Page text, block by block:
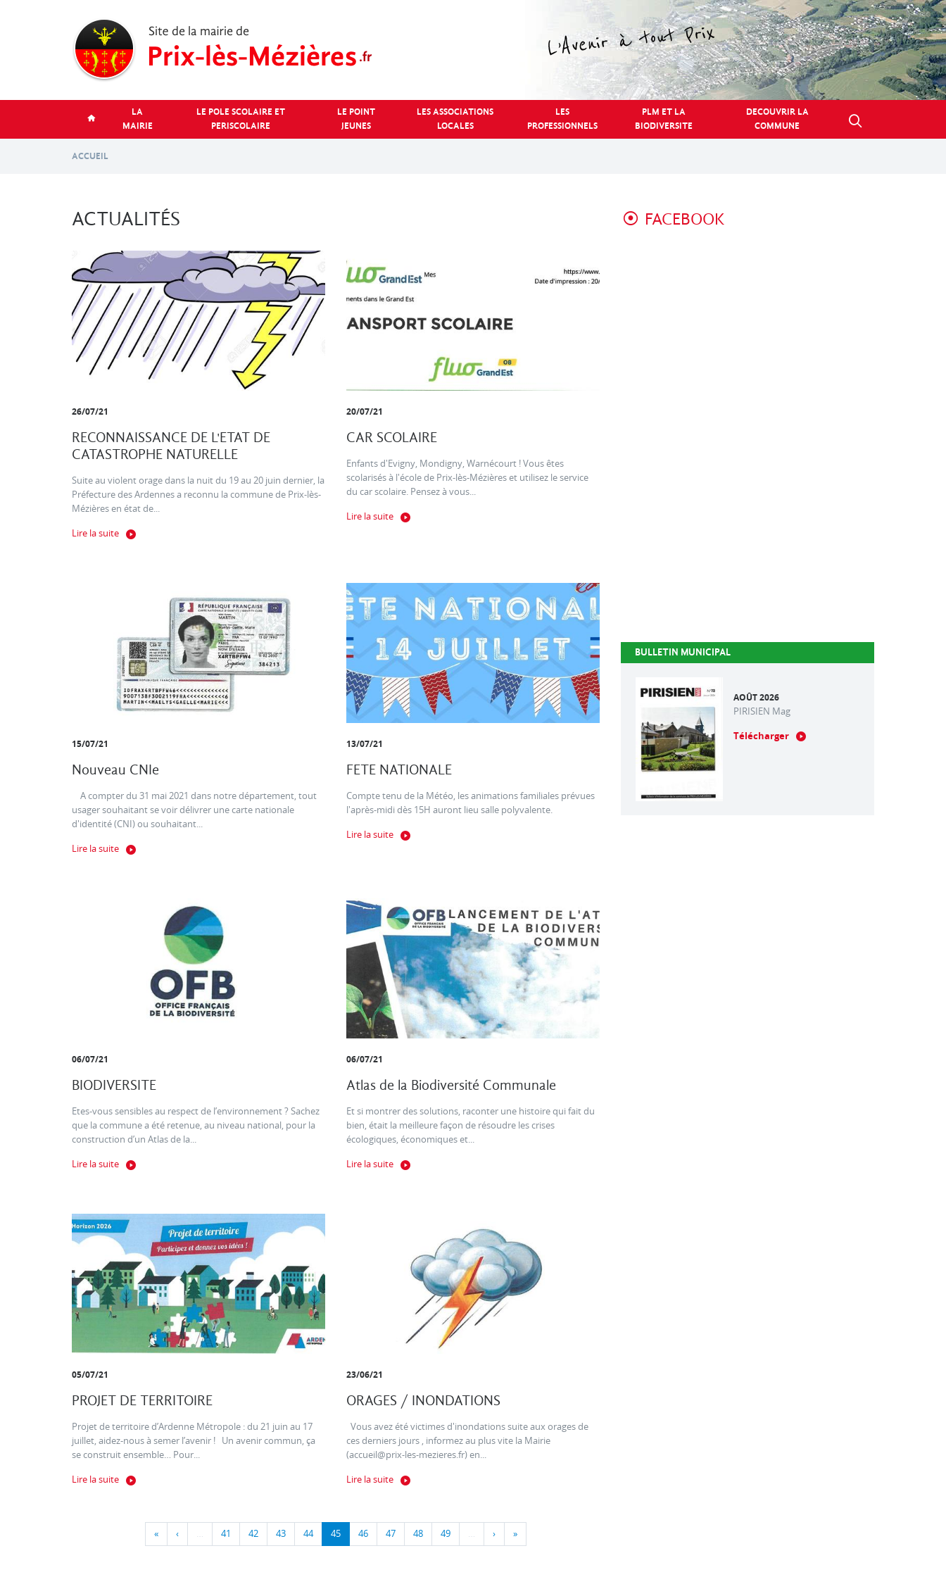
LA
MAIRIE
LE POLE SCOLAIRE ET
PERISCOLAIRE
LE POINT
JEUNES
LES ASSOCIATIONS
LOCALES
LES
PROFESSIONNELS
PLM ET LA
BIODIVERSITE
DECOUVRIR LA
COMMUNE
ACCUEIL
ACTUALITÉS
26/07/21
RECONNAISSANCE DE L'ETAT DE
CATASTROPHE NATURELLE
Suite au violent orage dans la nuit du 19 au 20 juin dernier, la
Préfecture des Ardennes a reconnu la commune de Prix-lès-
Mézières en état de...
Lire la suite
20/07/21
CAR SCOLAIRE
Enfants d'Evigny, Mondigny, Warnécourt ! Vous êtes
scolarisés à l'école de Prix-lès-Mézières et utilisez le service
du car scolaire. Pensez à vous...
Lire la suite
15/07/21
Nouveau CNIe
A compter du 31 mai 2021 dans notre département, tout
usager souhaitant se voir délivrer une carte nationale
d'identité (CNI) ou souhaitant...
Lire la suite
13/07/21
FETE NATIONALE
Compte tenu de la Météo, les animations familiales prévues
l'après-midi dès 15H auront lieu salle polyvalente.
Lire la suite
06/07/21
BIODIVERSITE
Etes-vous sensibles au respect de l’environnement ? Sachez
que la commune a été retenue, au niveau national, pour la
construction d’un Atlas de la...
Lire la suite
06/07/21
Atlas de la Biodiversité Communale
Et si montrer des solutions, raconter une histoire qui fait du
bien, était la meilleure façon de résoudre les crises
écologiques, économiques et...
Lire la suite
05/07/21
PROJET DE TERRITOIRE
Projet de territoire d’Ardenne Métropole : du 21 juin au 17
juillet, aidez-nous à semer l’avenir ! Un avenir commun, ça
se construit ensemble… Pour...
Lire la suite
23/06/21
ORAGES / INONDATIONS
Vous avez été victimes d'inondations suite aux orages de
ces derniers jours , informez au plus vite la Mairie
(accueil@prix-les-mezieres.fr) en...
Lire la suite
« ‹ … 41 42 43 44 45 46 47 48 49 … › »
FACEBOOK
BULLETIN MUNICIPAL
AOÛT 2026
PIRISIEN Mag
Télécharger